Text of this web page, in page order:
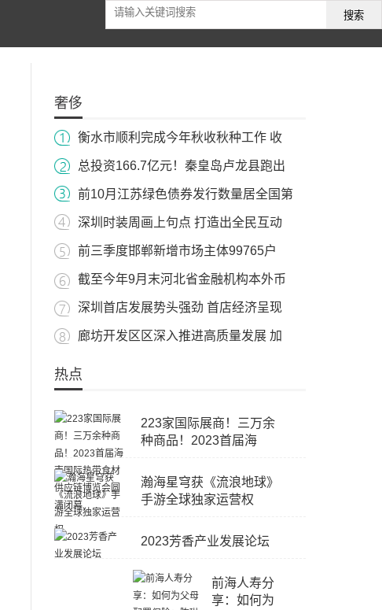
搜索
奢侈
衡水市顺利完成今年秋收秋种工作 收
总投资166.7亿元！秦皇岛卢龙县跑出
前10月江苏绿色债券发行数量居全国第
深圳时装周画上句点 打造出全民互动
前三季度邯郸新增市场主体99765户
截至今年9月末河北省金融机构本外币
深圳首店发展势头强劲 首店经济呈现
廊坊开发区区深入推进高质量发展 加
热点
223家国际展商！三万余
种商品！2023首届海
瀚海星穹获《流浪地球》
手游全球独家运营权
2023芳香产业发展论坛
前海人寿分
享：如何为